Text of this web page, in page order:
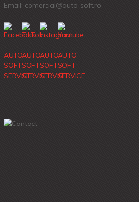
Email: comercial@auto-soft.ro